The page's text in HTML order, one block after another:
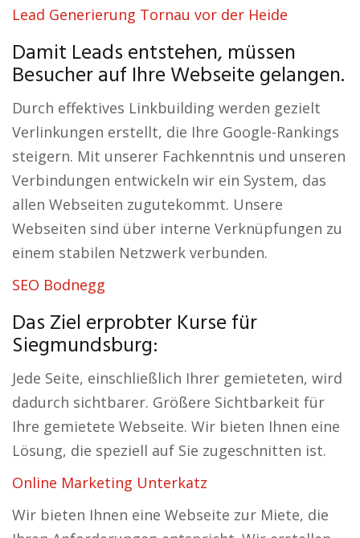
Lead Generierung Tornau vor der Heide
Damit Leads entstehen, müssen
Besucher auf Ihre Webseite gelangen.
Durch effektives Linkbuilding werden gezielt
Verlinkungen erstellt, die Ihre Google-Rankings
steigern. Mit unserer Fachkenntnis und unseren
Verbindungen entwickeln wir ein System, das
allen Webseiten zugutekommt. Unsere
Webseiten sind über interne Verknüpfungen zu
einem stabilen Netzwerk verbunden.
SEO Bodnegg
Das Ziel erprobter Kurse für
Siegmundsburg:
Jede Seite, einschließlich Ihrer gemieteten, wird
dadurch sichtbarer. Größere Sichtbarkeit für
Ihre gemietete Webseite. Wir bieten Ihnen eine
Lösung, die speziell auf Sie zugeschnitten ist.
Online Marketing Unterkatz
Wir bieten Ihnen eine Webseite zur Miete, die